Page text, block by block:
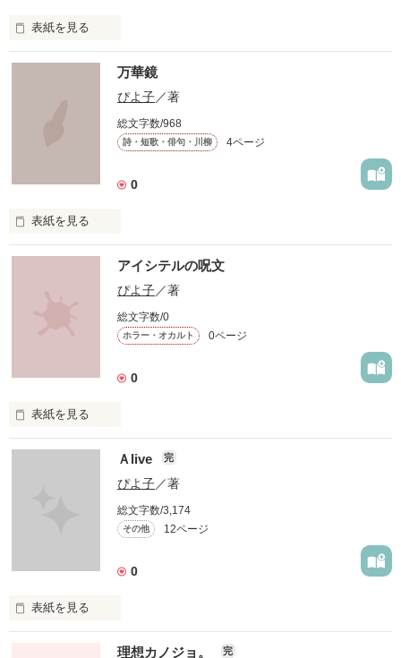
表紙を見る
地球上に在って、かつ無い街
栄えていて、かつ栄えていない街
透明人間の街なのだ――‥
万華鏡
ぴよ子／著
総文字数/968
詩・短歌・俳句・川柳 4ページ
0
表紙を見る
見え方は人それぞれ
アイシテルの呪文
ぴよ子／著
総文字数/0
ホラー・オカルト 0ページ
0
表紙を見る
その瞳、人を殺すなり
Ａlive 完
ぴよ子／著
総文字数/3,174
その他 12ページ
0
表紙を見る
理想カノジョ。 完